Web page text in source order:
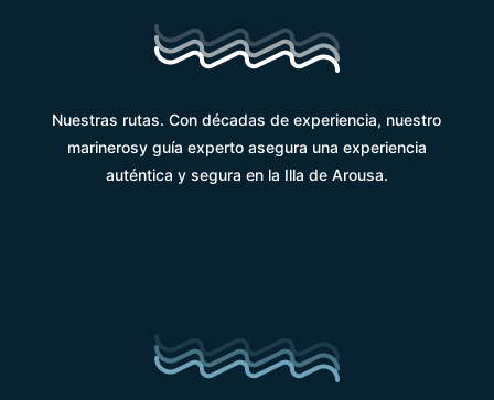
Nuestras rutas. Con décadas de experiencia, nuestro
marinerosy guía experto asegura una experiencia
auténtica y segura en la Illa de Arousa.